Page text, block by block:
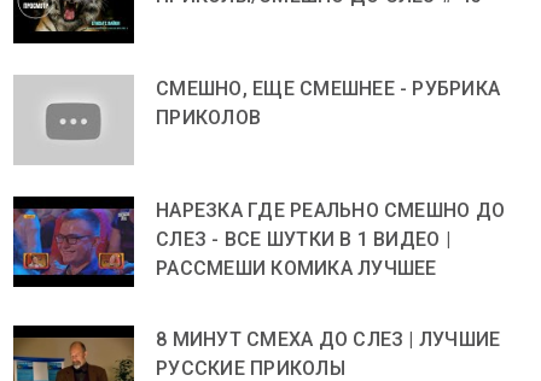
СМЕШНО, ЕЩЕ СМЕШНЕЕ - РУБРИКА
ПРИКОЛОВ
НАРЕЗКА ГДЕ РЕАЛЬНО СМЕШНО ДО
СЛЕЗ - ВСЕ ШУТКИ В 1 ВИДЕО |
РАССМЕШИ КОМИКА ЛУЧШЕЕ
8 МИНУТ СМЕХА ДО СЛЕЗ | ЛУЧШИЕ
РУССКИЕ ПРИКОЛЫ